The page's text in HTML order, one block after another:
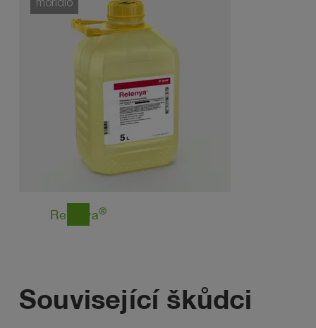
Relenya®
Související škůdci